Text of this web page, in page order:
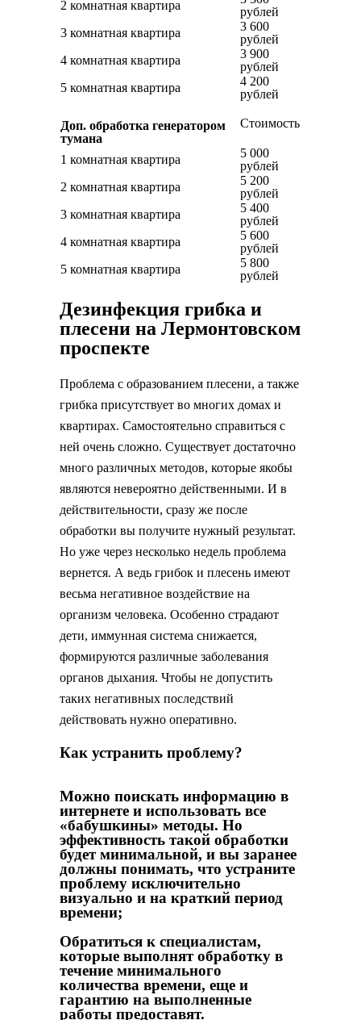
2 комнатная квартира
рублей
3 комнатная квартира
3 600
рублей
4 комнатная квартира
3 900
рублей
5 комнатная квартира
4 200
рублей
Доп. обработка генератором
тумана
Стоимость
1 комнатная квартира
5 000
рублей
2 комнатная квартира
5 200
рублей
3 комнатная квартира
5 400
рублей
4 комнатная квартира
5 600
рублей
5 комнатная квартира
5 800
рублей
Дезинфекция грибка и
плесени на Лермонтовском
проспекте
Проблема с образованием плесени, а также
грибка присутствует во многих домах и
квартирах. Самостоятельно справиться с
ней очень сложно. Существует достаточно
много различных методов, которые якобы
являются невероятно действенными. И в
действительности, сразу же после
обработки вы получите нужный результат.
Но уже через несколько недель проблема
вернется. А ведь грибок и плесень имеют
весьма негативное воздействие на
организм человека. Особенно страдают
дети, иммунная система снижается,
формируются различные заболевания
органов дыхания. Чтобы не допустить
таких негативных последствий
действовать нужно оперативно.
Как устранить проблему?
Можно поискать информацию в
интернете и использовать все
«бабушкины» методы. Но
эффективность такой обработки
будет минимальной, и вы заранее
должны понимать, что устраните
проблему исключительно
визуально и на краткий период
времени;
Обратиться к специалистам,
которые выполнят обработку в
течение минимального
количества времени, еще и
гарантию на выполненные
работы предоставят.